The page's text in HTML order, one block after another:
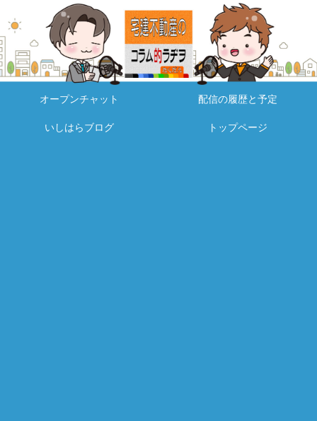
オープンチャット 配信の履歴と予定
いしはらブログ トップページ